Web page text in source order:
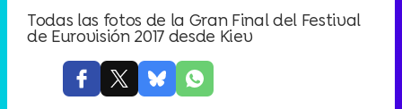
Todas las fotos de la Gran Final del Festival
de Eurovisión 2017 desde Kiev